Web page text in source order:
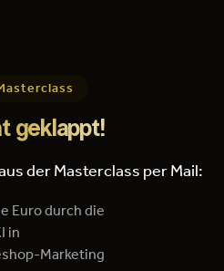
geklappt!
der Masterclass per Mail:
Euro durch die
in
Marketing